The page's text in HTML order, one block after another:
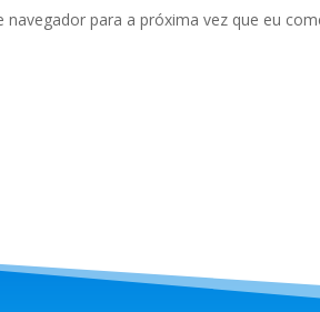
navegador para a próxima vez que eu